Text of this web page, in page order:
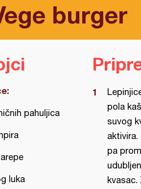
burger
pahuljica
luka
pola
suvog
pa